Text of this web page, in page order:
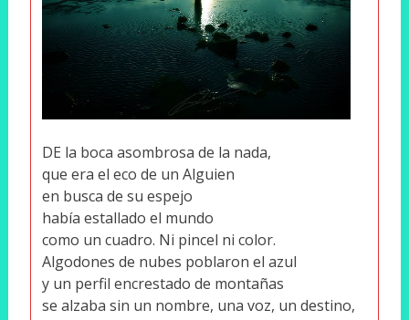
DE la boca asombrosa de la nada,
que era el eco de un Alguien
en busca de su espejo
había estallado el mundo
como un cuadro. Ni pincel ni color.
Algodones de nubes poblaron el azul
y un perfil encrestado de montañas
se alzaba sin un nombre, una voz, un destino,